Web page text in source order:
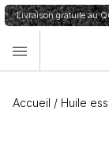
Livraison gratuite au
Accueil / Huile